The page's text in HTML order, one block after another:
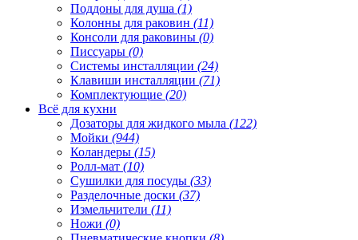
Поддоны для душа (1)
Колонны для раковин (11)
Консоли для раковины (0)
Писсуары (0)
Системы инсталляции (24)
Клавиши инсталляции (71)
Комплектующие (20)
Всё для кухни
Дозаторы для жидкого мыла (122)
Мойки (944)
Коландеры (15)
Ролл-мат (10)
Сушилки для посуды (33)
Разделочные доски (37)
Измельчители (11)
Ножи (0)